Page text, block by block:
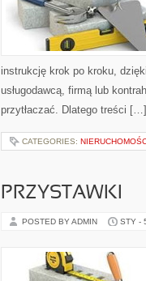
instrukcję krok po kroku,
usługodawcą, firmą lub
przytłaczać. Dlatego treści […]
CATEGORIES:
PRZYSTAWKI
POSTED BY ADMIN STY -